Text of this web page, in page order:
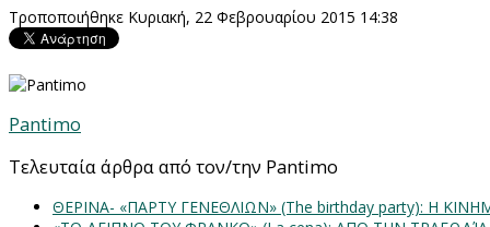
Τροποποιήθηκε Κυριακή, 22 Φεβρουαρίου 2015 14:38
Pantimo
Τελευταία άρθρα από τον/την Pantimo
ΘΕΡΙΝΑ- «ΠΑΡΤΥ ΓΕΝΕΘΛΙΩΝ» (The birthday party): H